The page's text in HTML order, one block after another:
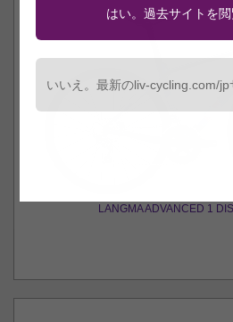
LANGMA ADVANCED 1
はい。過去サイトを閲
いいえ。最新のliv-cycling.com/jp